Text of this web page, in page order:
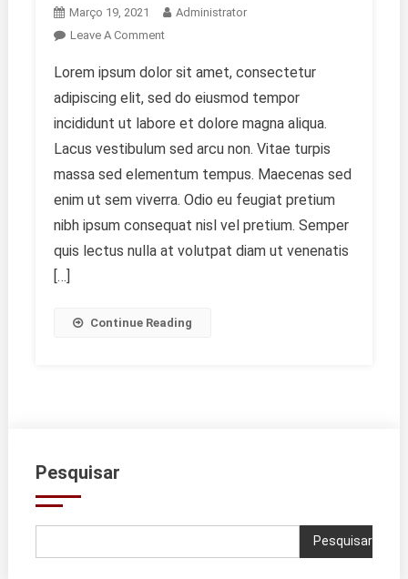
Março 19, 2021
Administrator
Leave A CommentOn
Life
Of
A
Lorem ipsum dolor sit amet, consectetur
adipiscing elit, sed do eiusmod tempor
incididunt ut labore et dolore magna aliqua.
Lacus vestibulum sed arcu non. Vitae turpis
massa sed elementum tempus. Maecenas sed
enim ut sem viverra. Odio eu feugiat pretium
nibh ipsum consequat nisl vel pretium. Semper
quis lectus nulla at volutpat diam ut venenatis
[…]
Continue Reading
Pesquisar
Pesquisar